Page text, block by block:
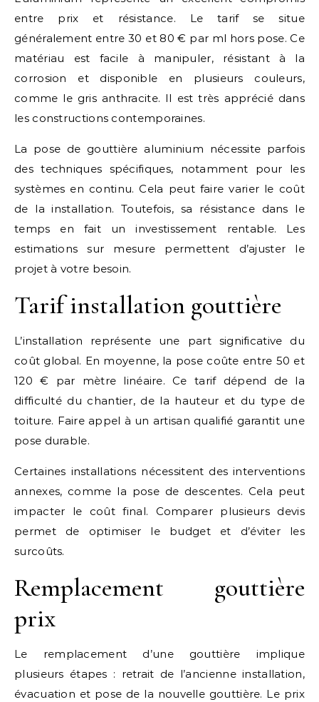
entre prix et résistance. Le tarif se situe
généralement entre 30 et 80 € par ml hors pose. Ce
matériau est facile à manipuler, résistant à la
corrosion et disponible en plusieurs couleurs,
comme le gris anthracite. Il est très apprécié dans
les constructions contemporaines.
La pose de gouttière aluminium nécessite parfois
des techniques spécifiques, notamment pour les
systèmes en continu. Cela peut faire varier le coût
de la installation. Toutefois, sa résistance dans le
temps en fait un investissement rentable. Les
estimations sur mesure permettent d’ajuster le
projet à votre besoin.
Tarif installation gouttière
L’installation représente une part significative du
coût global. En moyenne, la pose coûte entre 50 et
120 € par mètre linéaire. Ce tarif dépend de la
difficulté du chantier, de la hauteur et du type de
toiture. Faire appel à un artisan qualifié garantit une
pose durable.
Certaines installations nécessitent des interventions
annexes, comme la pose de descentes. Cela peut
impacter le coût final. Comparer plusieurs devis
permet de optimiser le budget et d’éviter les
surcoûts.
Remplacement gouttière
prix
Le remplacement d’une gouttière implique
plusieurs étapes : retrait de l’ancienne installation,
évacuation et pose de la nouvelle gouttière. Le prix